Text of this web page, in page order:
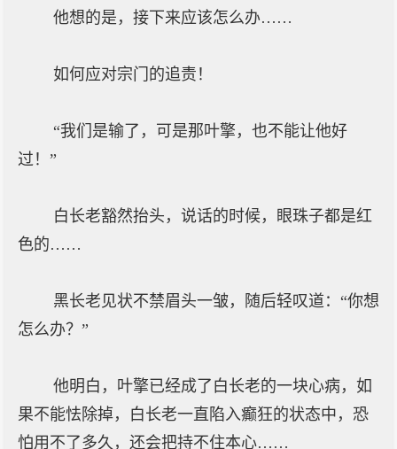
他想的是，接下来应该怎么办……
如何应对宗门的追责！
“我们是输了，可是那叶擎，也不能让他好
过！”
白长老豁然抬头，说话的时候，眼珠子都是红
色的……
黑长老见状不禁眉头一皱，随后轻叹道：“你想
怎么办？”
他明白，叶擎已经成了白长老的一块心病，如
果不能怯除掉，白长老一直陷入癫狂的状态中，恐
怕用不了多久，还会把持不住本心……